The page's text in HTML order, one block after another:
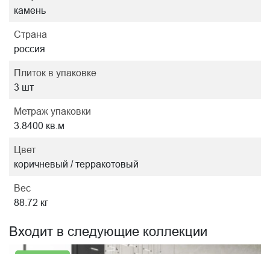
камень
Страна
россия
Плиток в упаковке
3 шт
Метраж упаковки
3.8400 кв.м
Цвет
коричневый / терракотовый
Вес
88.72 кг
Входит в следующие коллекции